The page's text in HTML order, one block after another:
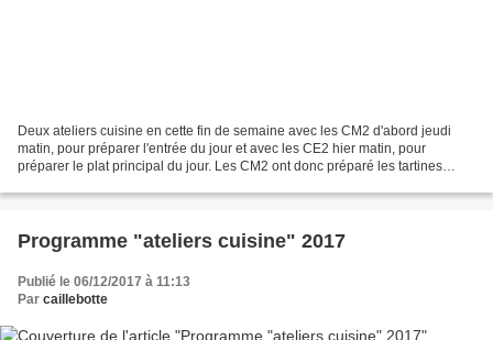
Deux ateliers cuisine en cette fin de semaine avec les CM2 d'abord jeudi
matin, pour préparer l'entrée du jour et avec les CE2 hier matin, pour
préparer le plat principal du jour. Les CM2 ont donc préparé les tartines
Programme "ateliers cuisine" 2017
Publié le 06/12/2017 à 11:13
Par caillebotte